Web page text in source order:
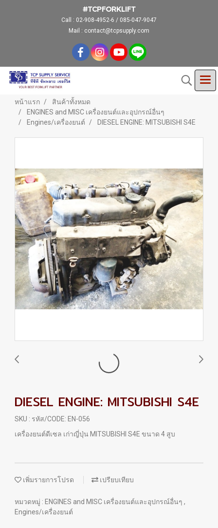
#TCPFORKLIFT
Call : 02-908-4952-6 / 085-047-9047
Mail : contact@tcpsupply.com
หน้าแรก
สินค้าทั้งหมด
ENGINES and MISC เครื่องยนต์และอุปกรณ์อื่นๆ
Engines/เครื่องยนต์
DIESEL ENGINE: MITSUBISHI S4E
DIESEL ENGINE: MITSUBISHI S4E
SKU : รหัส/CODE: EN-056
เครื่องยนต์ดีเซล เก่าญี่ปุ่น MITSUBISHI S4E ขนาด 4 สูบ
เพิ่มรายการโปรด เปรียบเทียบ
หมวดหมู่ : ENGINES and MISC เครื่องยนต์และอุปกรณ์อื่นๆ ,
Engines/เครื่องยนต์